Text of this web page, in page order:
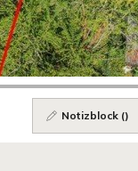
Notizblock ()